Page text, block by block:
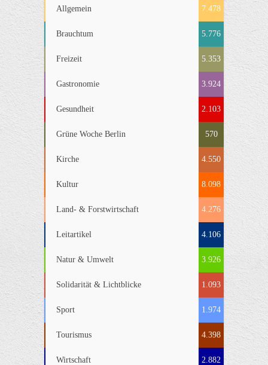
Allgemein 7.478
Brauchtum 5.776
Freizeit 5.353
Gastronomie 3.924
Gesundheit 2.103
Grüne Woche Berlin 570
Kirche 4.550
Kultur 8.098
Land- & Forstwirtschaft 4.276
Leitartikel 4.106
Natur & Umwelt 3.926
Solidarität & Lichtblicke 1.093
Sport 1.974
Tourismus 4.398
Wirtschaft 2.882